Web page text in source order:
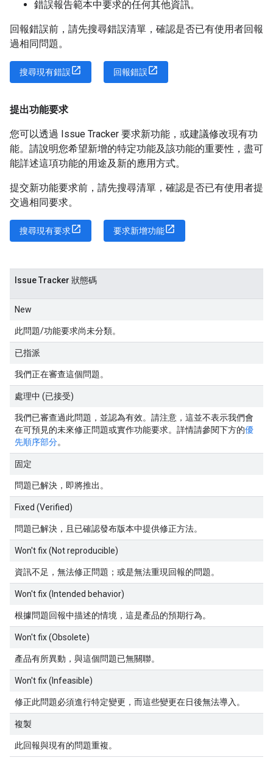
錯誤報告範本中要求的任何其他資訊。
回報錯誤前，請先搜尋錯誤清單，確認是否已有使用者回報
過相同問題。
搜尋現有錯誤 回報錯誤
提出功能要求
您可以透過 Issue Tracker 要求新功能，或建議修改現有功
能。請說明您希望新增的特定功能及該功能的重要性，盡可
能詳述這項功能的用途及新的應用方式。
提交新功能要求前，請先搜尋清單，確認是否已有使用者提
交過相同要求。
搜尋現有要求 要求新增功能
Issue Tracker 狀態碼
New
此問題/功能要求尚未分類。
已指派
我們正在審查這個問題。
處理中 (已接受)
我們已審查過此問題，並認為有效。請注意，這並不表示我們會
在可預見的未來修正問題或實作功能要求。詳情請參閱下方的優
先順序部分。
固定
問題已解決，即將推出。
Fixed (Verified)
問題已解決，且已確認發布版本中提供修正方法。
Won't fix (Not reproducible)
資訊不足，無法修正問題；或是無法重現回報的問題。
Won't fix (Intended behavior)
根據問題回報中描述的情境，這是產品的預期行為。
Won't fix (Obsolete)
產品有所異動，與這個問題已無關聯。
Won't fix (Infeasible)
修正此問題必須進行特定變更，而這些變更在日後無法導入。
複製
此回報與現有的問題重複。